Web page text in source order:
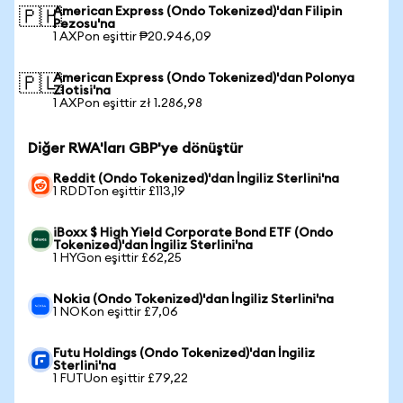
🇵🇭American Express (Ondo Tokenized)'dan Filipin
Pezosu'na
1 AXPon eşittir ₱20.946,09
🇵🇱American Express (Ondo Tokenized)'dan Polonya
Zlotisi'na
1 AXPon eşittir zł 1.286,98
Diğer RWA'ları GBP'ye dönüştür
Reddit (Ondo Tokenized)'dan İngiliz Sterlini'na
1 RDDTon eşittir £113,19
iBoxx $ High Yield Corporate Bond ETF (Ondo
Tokenized)'dan İngiliz Sterlini'na
1 HYGon eşittir £62,25
Nokia (Ondo Tokenized)'dan İngiliz Sterlini'na
1 NOKon eşittir £7,06
Futu Holdings (Ondo Tokenized)'dan İngiliz
Sterlini'na
1 FUTUon eşittir £79,22